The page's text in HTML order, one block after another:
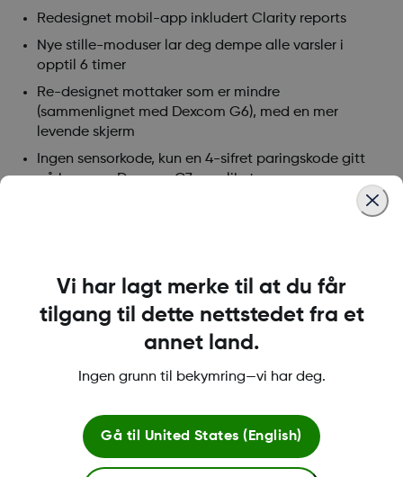
Redesignet mobil-app inkludert Clarity reports
Nye stille-moduser lar deg dempe alle varsler i
opptil 6 timer
Re-designet mottaker som er mindre
(sammenlignet med Dexcom G6), med en mer
levende skjerm
Ingen sensorkode, kun en 4-sifret paringskode gitt
på hver nye Dexcom G7-applikator
*Kompatible smartenheter selges separat. For å se en liste
Was this article helpful?
LBL-1000444 Rev001
Vi har lagt merke til at du får
tilgang til dette nettstedet fra et
annet land.
Ingen grunn til bekymring—vi har deg.
Gå til United States (English)